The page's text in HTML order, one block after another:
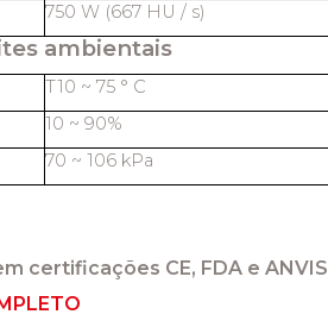
750 W (667 HU / s)
ambientais
T10 ~ 75 ° C
10 ~ 90%
70 ~ 106 kPa
certificações CE, FDA e